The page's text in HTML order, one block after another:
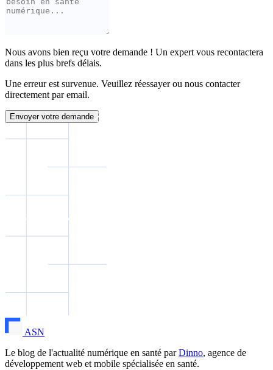
Nous avons bien reçu votre demande ! Un expert vous recontactera
dans les plus brefs délais.
Une erreur est survenue. Veuillez réessayer ou nous contacter
directement par email.
Envoyer votre demande
ASN
Le blog de l'actualité numérique en santé parDinno, agence de
développement web et mobile spécialisée en santé.